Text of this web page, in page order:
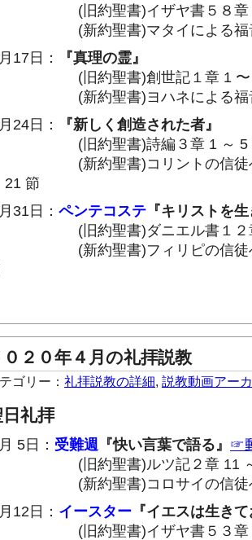
約聖書)イザヤ書５８章 6
約聖書)マタイによる福音
17日：
『真理の霊』
約聖書)創世記１章 1 〜
約聖書)ヨハネによる福音
24日：
『新しく創造された者』
(旧約聖書)詩編３章 1 ～ 5
約聖書)コリントの信徒へ
21 節
31日： ペンテコステ 『キリストを
(旧約聖書)ダニエル書１
約聖書)フィリピの信徒への
０２０年４月の礼拝説教
ゴリー： 礼拝説教の詳細, 説教動画アー
礼拝
5日： 受難週 『快い言葉で語る』 ☞
約聖書)ルツ記２章 11 ～
約聖書)コロサイの信徒へ
12日： イースター 『イエスは生き
約聖書)イザヤ書５３章